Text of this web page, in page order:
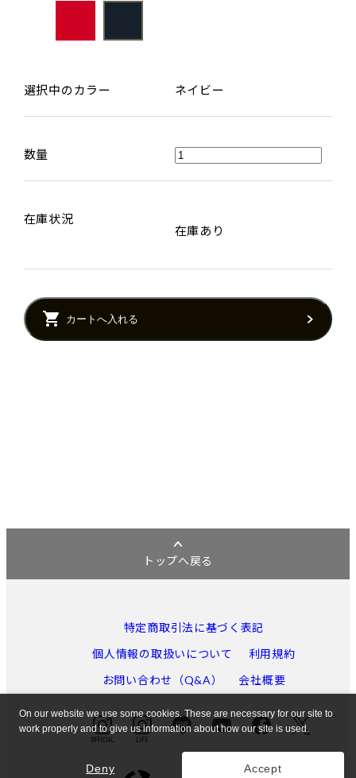
選択中のカラー ネイビー
数量
在庫状況
在庫あり
カートへ入れる
トップへ戻る
特定商取引法に基づく表記
個人情報の取扱いについて
利用規約
お問い合わせ（Q&A）
会社概要
On our website we use some cookies. These are necessary for our site to
work properly and to give us information about how our site is used.
Deny Accept